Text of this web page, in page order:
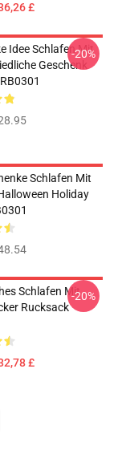
£
Idee Schlafen Mit
Geschenk
-20%
Schlafen Mit
Holiday
Schlafen Mit
Rucksack
£
-20%